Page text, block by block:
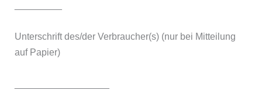
Unterschrift des/der Verbraucher(s) (nur bei Mitteilung
auf Papier)